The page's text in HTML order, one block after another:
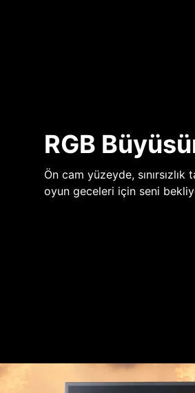
RGB
Ön cam yüzeyde,
oyun geceleri için seni